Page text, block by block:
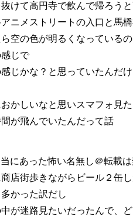
けて高円寺で飲んで帰ろう
ニメストリートの入口と馬
空の色が明るくなっている
感じで
じかな？と思っていたんだ
かしいなと思いスマフォ見
が飛んでいたんだって話
にあった怖い名無し＠転載
店街歩きながらビール２缶
かった訳だし
が迷路見たいだったんで、